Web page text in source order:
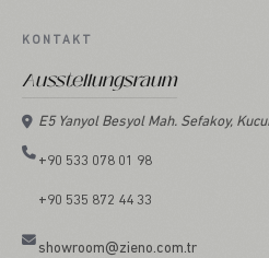
KONTAKT
Ausstellungsraum
E5 Yanyol Besyol Mah. Sefakoy,
+90 533 078 01 98
+90 535 872 44 33
showroom@zieno.com.tr